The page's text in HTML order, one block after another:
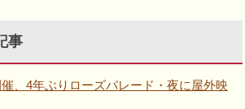
事
、4年ぶりローズパレード・夜に屋外映